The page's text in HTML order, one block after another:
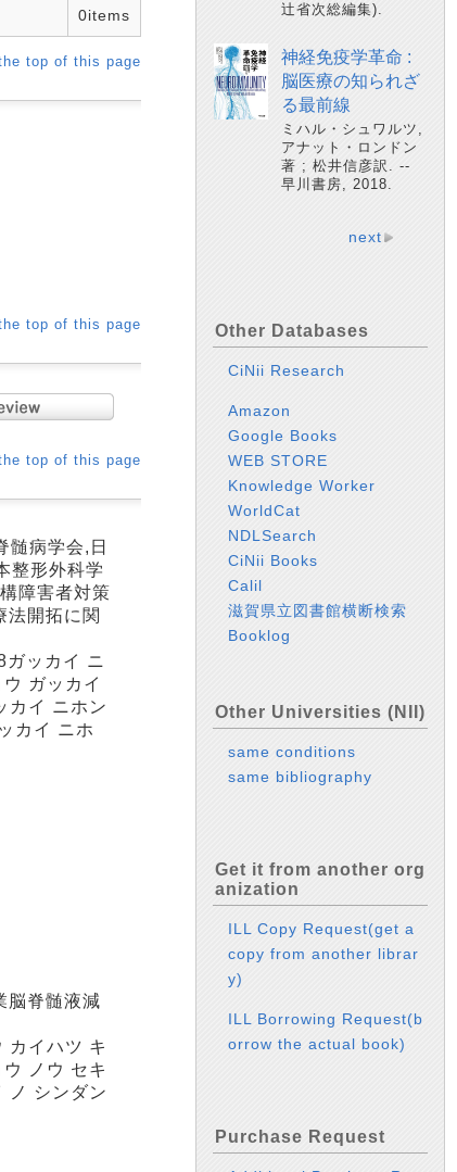
0items
top of this page
top of this page
top of this page
髄病学会,日
整形外科学
障害者対策
法開拓に関
ガッカイ ニ
ガッカイ
カイ ニホン
カイ ニホ
脳脊髄液減
カイハツ キ
ノウ セキ
ノ シンダン
辻省次総編集).
神経免疫学革命 :
脳医療の知られざ
る最前線
ミハル・シュワルツ,
アナット・ロンドン
著 ; 松井信彦訳. --
早川書房, 2018.
next
Other Databases
CiNii Research
Amazon
Google Books
WEB STORE
Knowledge Worker
WorldCat
NDLSearch
CiNii Books
Calil
滋賀県立図書館横断検索
Booklog
Other Universities (NII)
same conditions
same bibliography
Get it from another org
anization
ILL Copy Request(get a
copy from another librar
y)
ILL Borrowing Request(b
orrow the actual book)
Purchase Request